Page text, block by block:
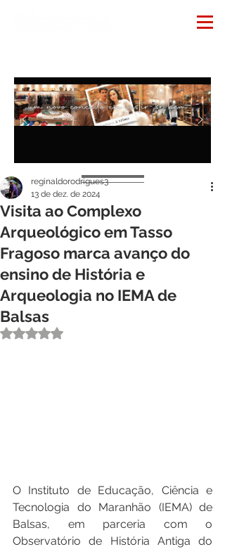
Visita ao Complexo
Arqueológico em Tasso
Fragoso marca avanço do
ensino de História e
Arqueologia no IEMA de
Balsas
reginaldorodrigues3
13 de dez. de 2024
Avaliado com NaN de 5 estrelas.
O Instituto de Educação, Ciência e
Tecnologia do Maranhão (IEMA) de
Balsas, em parceria com o
Observatório de História Antiga do